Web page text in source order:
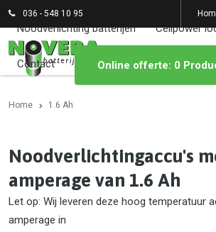
036 - 548 10 95
Noodverlichting batterijen Cellpower
Contact Online offerte: 0
Home 1.6 Ah
Noodverlichtingaccu's
amperage van 1.6 Ah
Let op: Wij leveren deze hoog temperatuur
amperage in